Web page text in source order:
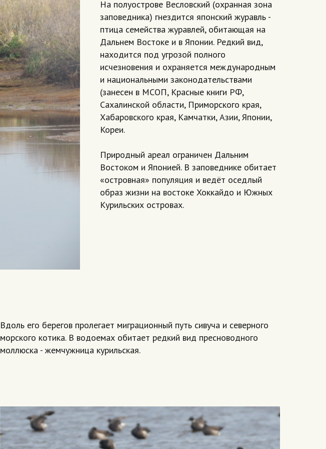
На полуострове Весловский (охранная зона
заповедника) гнездится японский журавль -
птица семейства журавлей, обитающая на
Дальнем Востоке и в Японии. Редкий вид,
находится под угрозой полного
исчезновения и охраняется международным
и национальными законодательствами
(занесен в МСОП, Красные книги РФ,
Сахалинской области, Приморского края,
Хабаровского края, Камчатки, Азии, Японии,
Кореи.
Природный ареал ограничен Дальним
Востоком и Японией. В заповеднике обитает
«островная» популяция и ведёт оседлый
образ жизни на востоке Хоккайдо и Южных
Курильских островах.
Вдоль его берегов пролегает миграционный путь сивуча и северного
морского котика. В водоемах обитает редкий вид пресноводного
моллюска - жемчужница курильская.